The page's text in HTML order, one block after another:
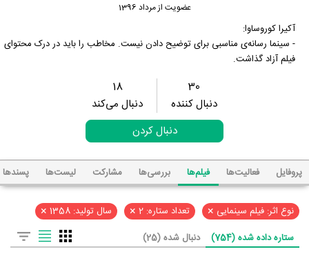
عضویت از مرداد 1396
آکیرا کوروساوا:
- سینما رسانه‌ی مناسبی برای توضیح دادن نیست. مخاطب را باید در درک محتوای
فیلم آزاد گذاشت.
30
دنبال کننده
18
دنبال می‌کند
دنبال کردن
پروفایل فعالیت‌ها فیلم‌ها بررسی‌ها مشارکت لیست‌ها پسند‌ها
نوع اثر: فیلم سینمایی × تعداد ستاره: 2 × سال تولید: 1358 ×
ستاره داده شده (754) دنبال شده (25)